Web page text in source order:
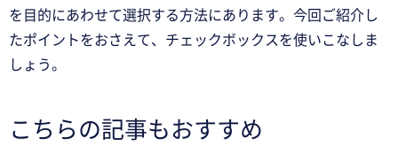
を目的にあわせて選択する方法にあります。今回ご紹介し
たポイントをおさえて、チェックボックスを使いこなしま
しょう。
こちらの記事もおすすめ